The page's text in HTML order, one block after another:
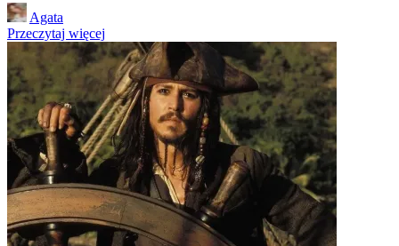
Posted
by
Agata
Przeczytaj więcej